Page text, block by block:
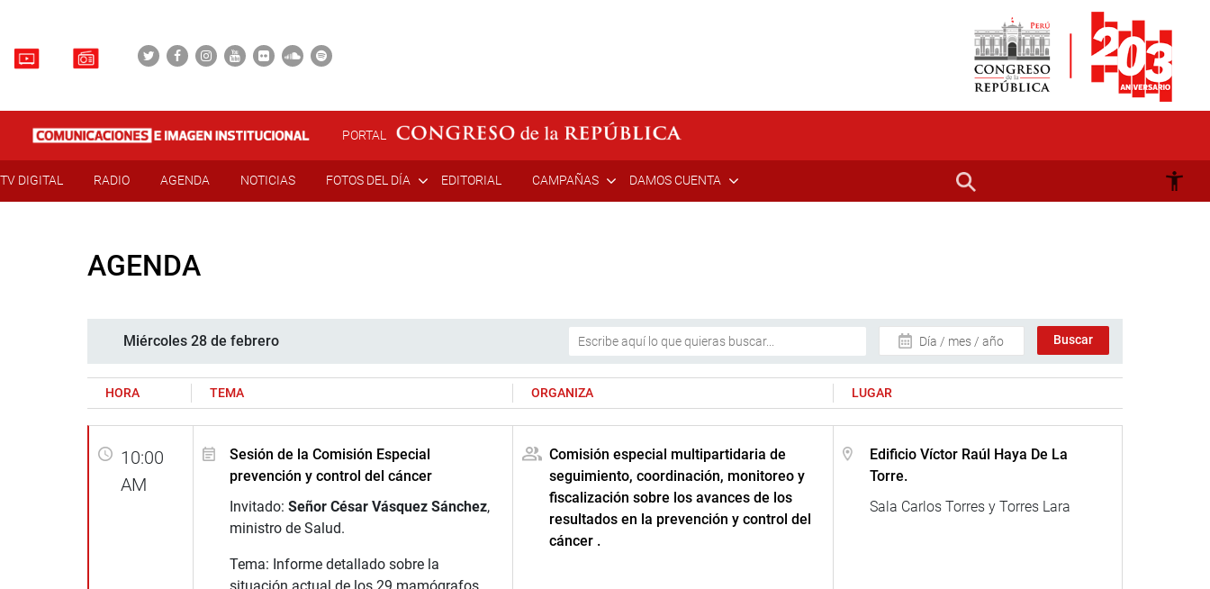
PORTAL
TV DIGITAL RADIO AGENDA NOTICIAS FOTOS DEL DÍA EDITORIAL CAMPAÑAS DAMOS CUENTA
AGENDA
Miércoles 28 de febrero Día / mes / año
HORA TEMA ORGANIZA LUGAR
10:00
AM
Sesión de la Comisión Especial
prevención y control del cáncer
Invitado: Señor César Vásquez Sánchez,
ministro de Salud.
Tema: Informe detallado sobre la
Comisión especial multipartidaria de
seguimiento, coordinación, monitoreo y
fiscalización sobre los avances de los
resultados en la prevención y control del
cáncer .
Edificio Víctor Raúl Haya De La
Torre.
Sala Carlos Torres y Torres Lara